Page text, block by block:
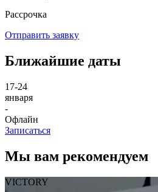
Рассрочка
Отправить заявку
Ближайшие даты
17-24
января
-
Офлайн
Записаться
Мы вам рекомендуем
VICTORY